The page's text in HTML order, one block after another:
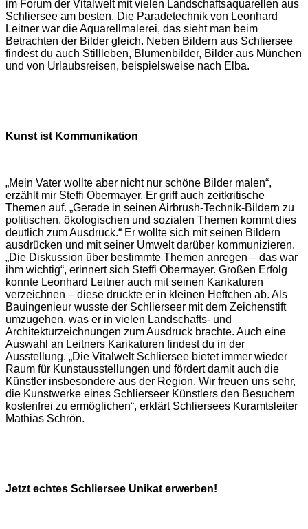
im Forum der Vitalwelt mit vielen Landschaftsaquarellen aus
Schliersee am besten. Die Paradetechnik von Leonhard
Leitner war die Aquarellmalerei, das sieht man beim
Betrachten der Bilder gleich. Neben Bildern aus Schliersee
findest du auch Stillleben, Blumenbilder, Bilder aus München
und von Urlaubsreisen, beispielsweise nach Elba.
Kunst ist Kommunikation
„Mein Vater wollte aber nicht nur schöne Bilder malen“,
erzählt mir Steffi Obermayer. Er griff auch zeitkritische
Themen auf. „Gerade in seinen Airbrush-Technik-Bildern zu
politischen, ökologischen und sozialen Themen kommt dies
deutlich zum Ausdruck.“ Er wollte sich mit seinen Bildern
ausdrücken und mit seiner Umwelt darüber kommunizieren.
„Die Diskussion über bestimmte Themen anregen – das war
ihm wichtig“, erinnert sich Steffi Obermayer. Großen Erfolg
konnte Leonhard Leitner auch mit seinen Karikaturen
verzeichnen – diese druckte er in kleinen Heftchen ab. Als
Bauingenieur wusste der Schlierseer mit dem Zeichenstift
umzugehen, was er in vielen Landschafts- und
Architekturzeichnungen zum Ausdruck brachte. Auch eine
Auswahl an Leitners Karikaturen findest du in der
Ausstellung. „Die Vitalwelt Schliersee bietet immer wieder
Raum für Kunstausstellungen und fördert damit auch die
Künstler insbesondere aus der Region. Wir freuen uns sehr,
die Kunstwerke eines Schlierseer Künstlers den Besuchern
kostenfrei zu ermöglichen“, erklärt Schliersees Kuramtsleiter
Mathias Schrön.
Jetzt echtes Schliersee Unikat erwerben!